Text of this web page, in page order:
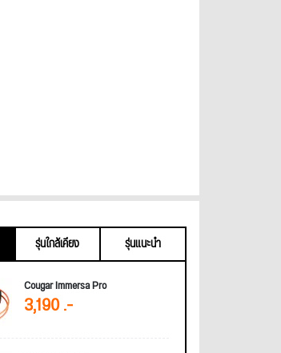
รุ่นใกล้เคียง
รุ่นแนะนำ
Cougar Immersa Pro
3,190 .-